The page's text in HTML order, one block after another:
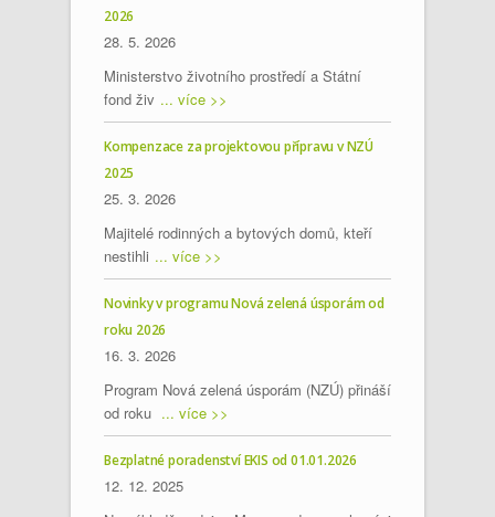
2026
28. 5. 2026
Ministerstvo životního prostředí a Státní
fond živ ... více >>
Kompenzace za projektovou přípravu v NZÚ
2025
25. 3. 2026
Majitelé rodinných a bytových domů, kteří
nestihli ... více >>
Novinky v programu Nová zelená úsporám od
roku 2026
16. 3. 2026
Program Nová zelená úsporám (NZÚ) přináší
od roku ... více >>
Bezplatné poradenství EKIS od 01.01.2026
12. 12. 2025